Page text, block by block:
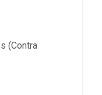
(Contra